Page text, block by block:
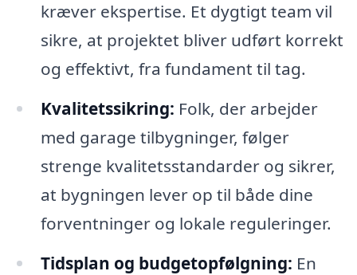
kræver ekspertise. Et dygtigt team vil
sikre, at projektet bliver udført korrekt
og effektivt, fra fundament til tag.
Kvalitetssikring: Folk, der arbejder
med garage tilbygninger, følger
strenge kvalitetsstandarder og sikrer,
at bygningen lever op til både dine
forventninger og lokale reguleringer.
Tidsplan og budgetopfølgning: En